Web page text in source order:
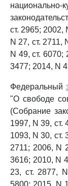
ст. 2965; 2002,
N 27, ст. 2711,
N 49, ст. 6070;
3477; 2014, N
Федеральный
"О свободе
(Собрание
1997, N 39, ст.
1093, N 30, ст.
2711; 2006, N
3616; 2010, N
23, ст. 2877,
5800; 2015, N